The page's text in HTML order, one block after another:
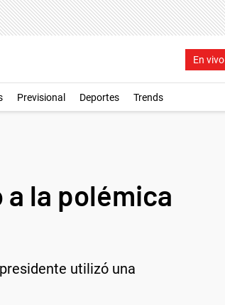
En vivo
Previsional Deportes Trends
la polémica
utilizó una